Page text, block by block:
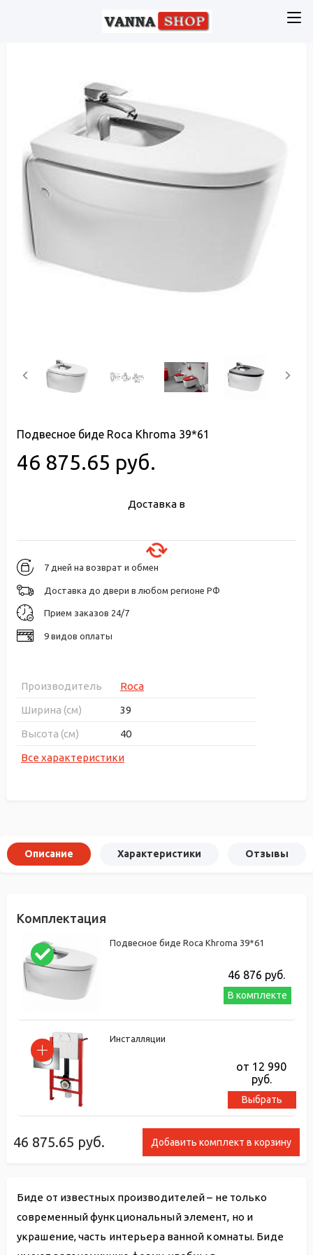
Подвесное биде Roca Khroma 39*61
46 875.65 руб.
Доставка в
7 дней на возврат и обмен
Доставка до двери в любом регионе РФ
Прием заказов 24/7
9 видов оплаты
Производитель
Roca
Ширина (см)
39
Высота (см)
40
Все характеристики
Описание Характеристики Отзывы
Комплектация
46 875.65 руб. Добавить комплект в корзину
Подвесное биде Roca Khroma 39*61
46 876 руб.
В комплекте
Инсталляции
от 12 990
руб.
Выбрать
Биде от известных производителей – не только
современный функциональный элемент, но и
украшение, часть интерьера ванной комнаты. Биде